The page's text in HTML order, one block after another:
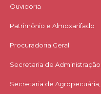
Ouvidoria
Patrimônio e Almoxarifado
Procuradoria Geral
Secretaria de
Secretaria de